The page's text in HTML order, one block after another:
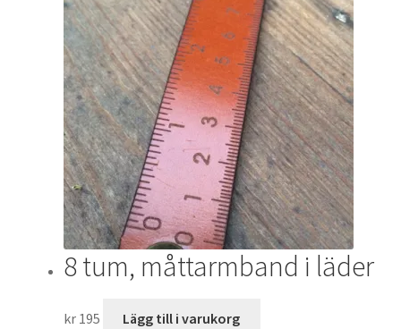
8 tum, måttarmband i läder
kr195 Lägg till i varukorg